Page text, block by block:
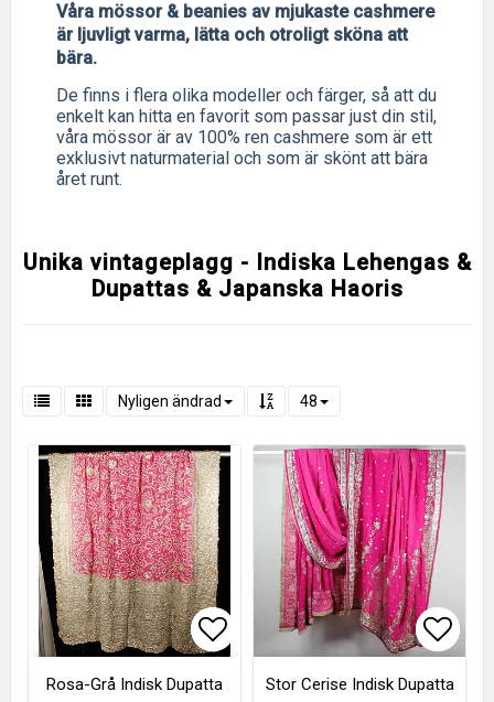
Våra mössor & beanies av mjukaste cashmere
är ljuvligt varma, lätta och otroligt sköna att
bära.
De finns i flera olika modeller och färger, så att du
enkelt kan hitta en favorit som passar just din stil,
våra mössor är av 100% ren cashmere som är ett
exklusivt naturmaterial och som är skönt att bära
året runt.
Unika vintageplagg - Indiska Lehengas &
Dupattas & Japanska Haoris
Nyligen ändrad 48
Lägg till i favoritlistan
Lägg till i favoritlistan
Rosa-Grå Indisk Dupatta Stor Cerise Indisk Dupatta